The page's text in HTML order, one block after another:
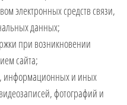
электронных средств связи,
данных;
при возникновении
сайта;
информационных и иных
фотографий и